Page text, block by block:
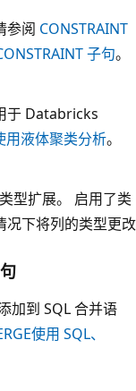
参阅 CONSTRAINT
子句。
于 Databricks
用液体聚类分析。
型扩展。 启用了类
况下将列的类型更改
加到 SQL 合并语
使用 SQL、